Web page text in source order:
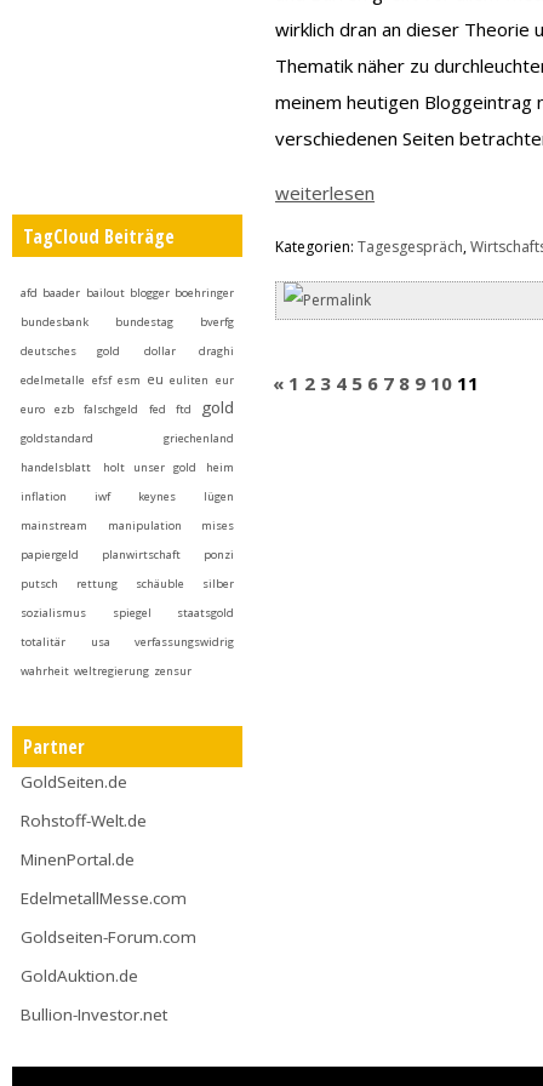
TagCloud Beiträge
afd baader bailout blogger boehringer
bundesbank
bundestag
bverfg
deutsches gold
dollar
draghi
edelmetalle efsf esm eu euliten eur
euro
ezb falschgeld fed ftd gold
goldstandard
griechenland
handelsblatt
holt unser gold heim
inflation
iwf keynes
lügen
mainstream
manipulation
mises
papiergeld
planwirtschaft
ponzi
putsch
rettung schäuble
silber
sozialismus
spiegel
staatsgold
totalitär
usa
verfassungswidrig
wahrheit weltregierung zensur
Partner
GoldSeiten.de
Rohstoff-Welt.de
MinenPortal.de
EdelmetallMesse.com
Goldseiten-Forum.com
GoldAuktion.de
Bullion-Investor.net
wirklich dran an dieser Theorie
Thematik näher zu
meinem heutigen Bloggeintrag
verschiedenen Seiten
weiterlesen
Kategorien:Tagesgespräch,
« 1 2 3 4 5 6 7 8 9 10 11